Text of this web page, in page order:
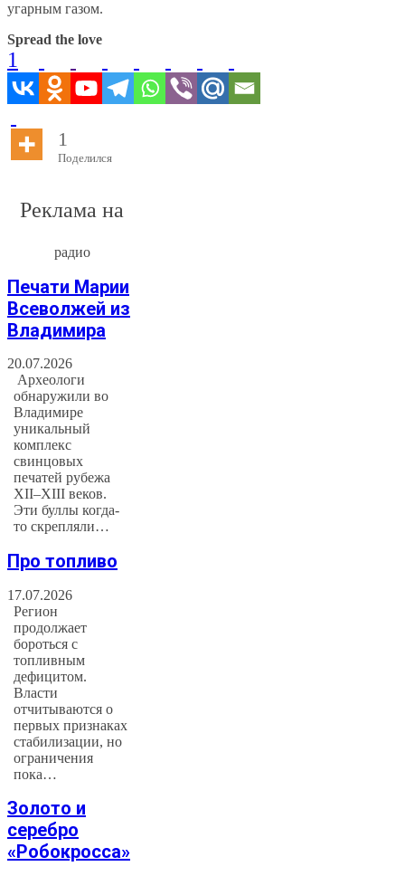
угарным газом.
Spread the love
1
1
Поделился
Реклама на
радио
Печати Марии
Всеволжей из
Владимира
20.07.2026
Археологи
обнаружили во
Владимире
уникальный
комплекс
свинцовых
печатей рубежа
XII–XIII веков.
Эти буллы когда-
то скрепляли…
Про топливо
17.07.2026
Регион
продолжает
бороться с
топливным
дефицитом.
Власти
отчитываются о
первых признаках
стабилизации, но
ограничения
пока…
Золото и
серебро
«Робокросса»